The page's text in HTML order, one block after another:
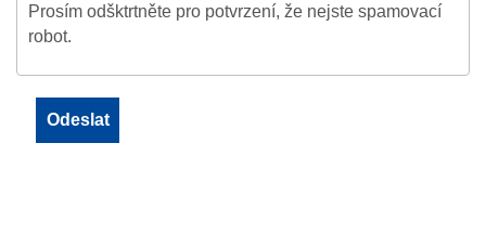
Prosím odšktrtněte pro potvrzení, že nejste spamovací
robot.